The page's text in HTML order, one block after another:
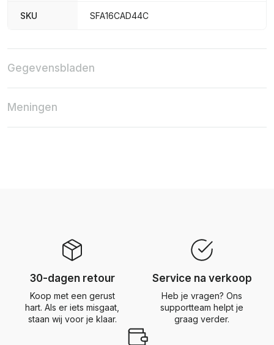
SKU SFA16CAD44C
Gegevensbladen
Meningen
30-dagen retour
Koop met een gerust
hart. Als er iets misgaat,
staan wij voor je klaar.
Service na verkoop
Heb je vragen? Ons
supportteam helpt je
graag verder.